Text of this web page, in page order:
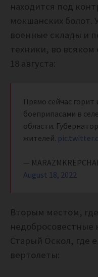
находится под
мокшанских болот.
военные склады и
техники, во всяком
18 августа:
Прямо сейчас горит
боеприпасами в
области.
жителей.
—
August 18, 2022
Вторым местом,
недобросовестные
Старый Оскол, где
вертолеты: